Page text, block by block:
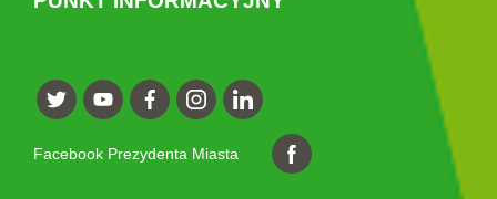
Facebook Prezydenta Miasta